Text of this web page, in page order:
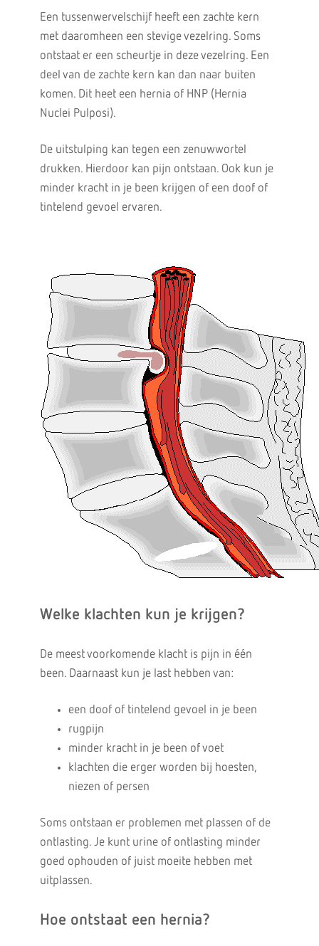
Een tussenwervelschijf heeft een zachte kern
met daaromheen een stevige vezelring. Soms
ontstaat er een scheurtje in deze vezelring. Een
deel van de zachte kern kan dan naar buiten
komen. Dit heet een hernia of HNP (Hernia
Nuclei Pulposi).
De uitstulping kan tegen een zenuwwortel
drukken. Hierdoor kan pijn ontstaan. Ook kun je
minder kracht in je been krijgen of een doof of
tintelend gevoel ervaren.
Welke klachten kun je krijgen?
De meest voorkomende klacht is pijn in één
been. Daarnaast kun je last hebben van:
een doof of tintelend gevoel in je been
rugpijn
minder kracht in je been of voet
klachten die erger worden bij hoesten,
niezen of persen
Soms ontstaan er problemen met plassen of de
ontlasting. Je kunt urine of ontlasting minder
goed ophouden of juist moeite hebben met
uitplassen.
Hoe ontstaat een hernia?